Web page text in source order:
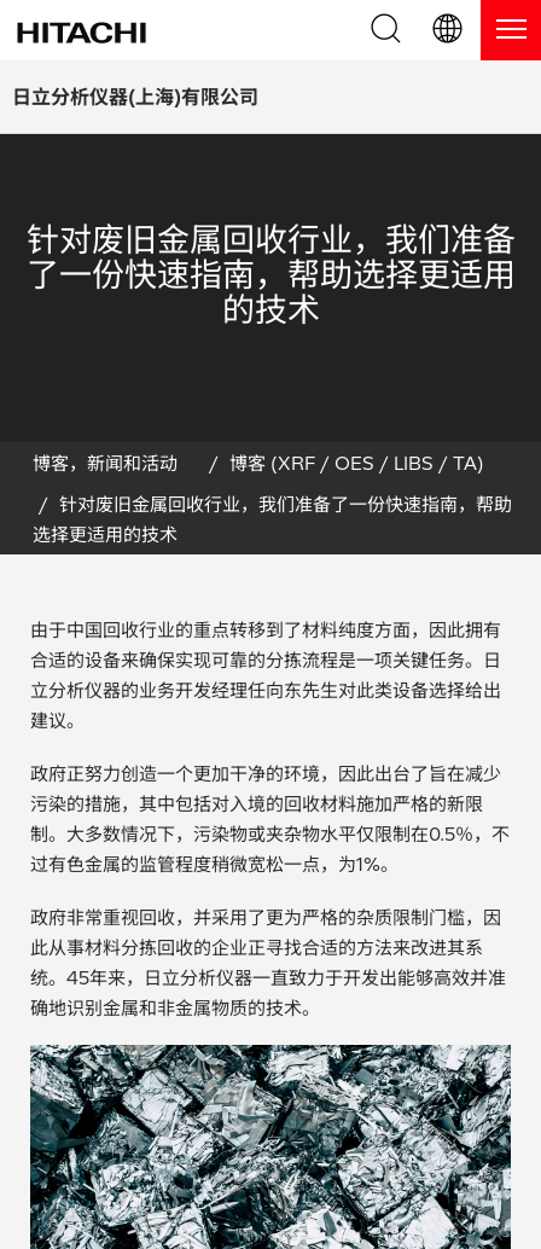
日立分析仪器(上海)有限公司
产品系列
台式 XRF 光谱仪
热分析仪
应用
环境监测
化工品
金属表面处理 / 电镀 / 涂层分析
金属生产 / 铸造厂
采矿与勘探
石化产品与燃料
材料可靠性鉴定
贵金属 / 珠宝饰品
QA/QC (质量保证 / 质量控制)
合规性筛选 (RoHS/wee/ELV)
博客
网络讲堂
在线演示
服务
保修注册
常见问题
订购耗材和配件
日本語 (JP)
针对废旧金属回收行业，我们准备
了一份快速指南，帮助选择更适用
的技术
博客，新闻和活动
博客 (XRF / OES / LIBS / TA)
针对废旧金属回收行业，我们准备了一份快速指南，帮助
选择更适用的技术
由于中国回收行业的重点转移到了材料纯度方面，因此拥有
合适的设备来确保实现可靠的分拣流程是一项关键任务。日
立分析仪器的业务开发经理任向东先生对此类设备选择给出
建议。
政府正努力创造一个更加干净的环境，因此出台了旨在减少
污染的措施，其中包括对入境的回收材料施加严格的新限
制。大多数情况下，污染物或夹杂物水平仅限制在0.5％，不
过有色金属的监管程度稍微宽松一点，为1%。
政府非常重视回收，并采用了更为严格的杂质限制门槛，因
此从事材料分拣回收的企业正寻找合适的方法来改进其系
统。45年来，日立分析仪器一直致力于开发出能够高效并准
确地识别金属和非金属物质的技术。